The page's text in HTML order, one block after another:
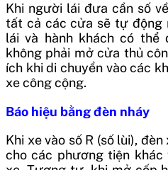
Khi người lái đưa cần số
tất cả các cửa sẽ tự động
lái và hành khách có thể
không phải mở cửa thủ
ích khi di chuyển vào các
xe công cộng.
Báo hiệu bằng đèn nháy
Khi xe vào số R (số lùi),
cho các phương tiện khác